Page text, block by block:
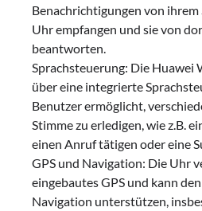
Benachrichtigungen von
Uhr empfangen und sie von
beantworten.
Sprachsteuerung: Die Huawei
über eine integrierte
Benutzer ermöglicht,
Stimme zu erledigen, wie z.B.
einen Anruf tätigen oder eine
GPS und Navigation: Die Uhr
eingebautes GPS und kann
Navigation unterstützen,